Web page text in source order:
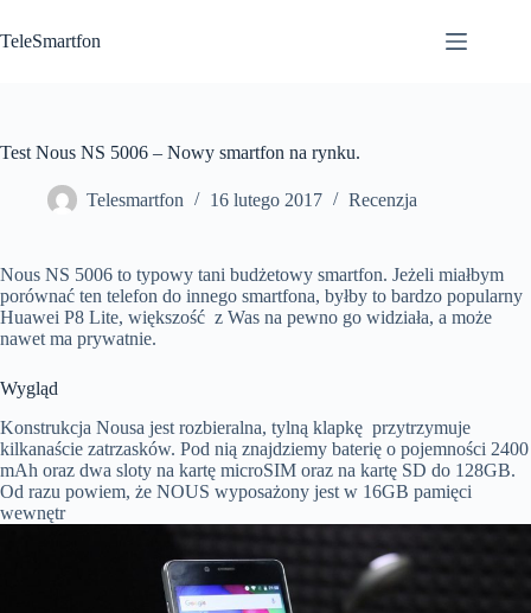
do
treści
TeleSmartfon
Test Nous NS 5006 – Nowy smartfon na rynku.
Telesmartfon 16 lutego 2017 Recenzja
Nous NS 5006 to typowy tani budżetowy smartfon. Jeżeli miałbym
porównać ten telefon do innego smartfona, byłby to bardzo popularny
Huawei P8 Lite, większość z Was na pewno go widziała, a może
nawet ma prywatnie.
Wygląd
Konstrukcja Nousa jest rozbieralna, tylną klapkę przytrzymuje
kilkanaście zatrzasków. Pod nią znajdziemy baterię o pojemności 2400
mAh oraz dwa sloty na kartę microSIM oraz na kartę SD do 128GB.
Od razu powiem, że NOUS wyposażony jest w 16GB pamięci
wewnętr